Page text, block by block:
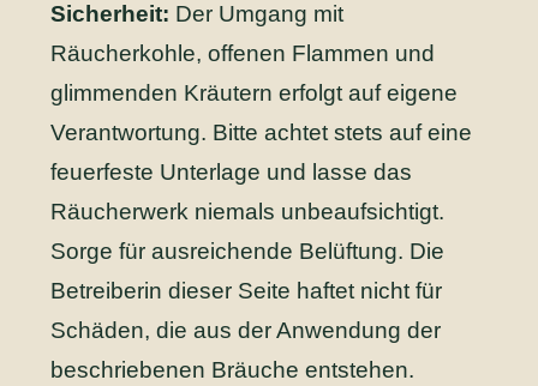
Sicherheit: Der Umgang mit
Räucherkohle, offenen Flammen und
glimmenden Kräutern erfolgt auf eigene
Verantwortung. Bitte achtet stets auf eine
feuerfeste Unterlage und lasse das
Räucherwerk niemals unbeaufsichtigt.
Sorge für ausreichende Belüftung. Die
Betreiberin dieser Seite haftet nicht für
Schäden, die aus der Anwendung der
beschriebenen Bräuche entstehen.